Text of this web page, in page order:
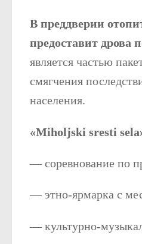
В преддверии
предоставит
является частью
смягчения
населения.
«Miholjski sresti
— соревнование по
— этно-ярмарка с
— культурно-